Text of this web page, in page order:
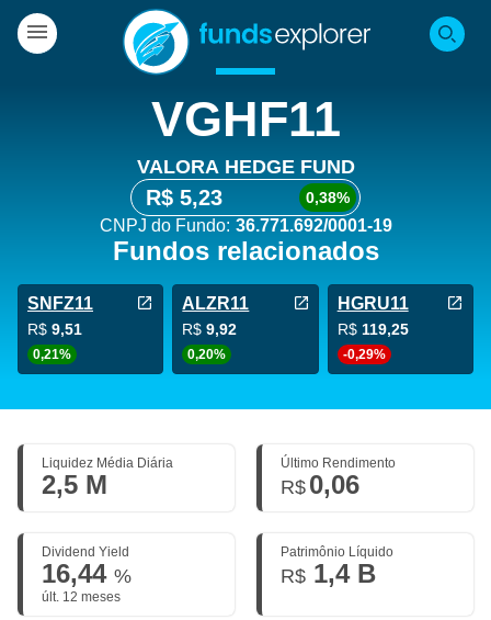
VGHF11
VALORA HEDGE FUND
R$ 5,23 0,38%
CNPJ do Fundo: 36.771.692/0001-19
Fundos relacionados
SNFZ11
R$ 9,51
0,21%
ALZR11
R$9,92
0,20%
HGRU11
R$ 119,25
-0,29%
Liquidez Média Diária
2,5 M
Último Rendimento
R$ 0,06
Dividend Yield
16,44 %
últ. 12 meses
Patrimônio Líquido
R$ 1,4 B